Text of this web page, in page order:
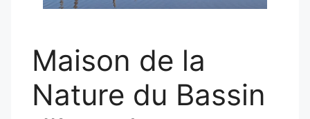
Maison de la
Nature du Bassin